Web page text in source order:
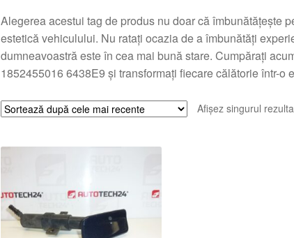
Alegerea acestui tag de produs nu doar că îmbunătățește
estetică vehiculului. Nu ratați ocazia de a îmbunătăți
dumneavoastră este în cea mai bună stare. Cumpărați
1852455016 6438E9 și transformați fiecare călătorie într-o
Afișez singurul